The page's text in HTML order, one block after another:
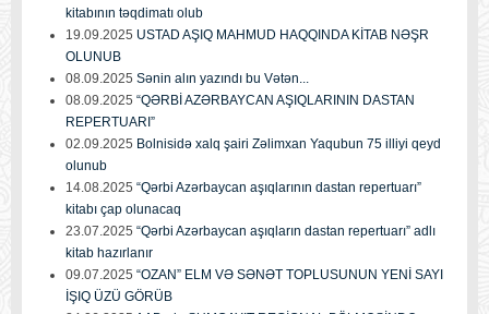
kitabının təqdimatı olub
19.09.2025 USTAD AŞIQ MAHMUD HAQQINDA KİTAB NƏŞR
OLUNUB
08.09.2025 Sənin alın yazındı bu Vətən...
08.09.2025 “QƏRBİ AZƏRBAYCAN AŞIQLARININ DASTAN
REPERTUARI”
02.09.2025 Bolnisidə xalq şairi Zəlimxan Yaqubun 75 illiyi qeyd
olunub
14.08.2025 “Qərbi Azərbaycan aşıqlarının dastan repertuarı”
kitabı çap olunacaq
23.07.2025 “Qərbi Azərbaycan aşıqların dastan repertuarı” adlı
kitab hazırlanır
09.07.2025 “OZAN” ELM VƏ SƏNƏT TOPLUSUNUN YENİ SAYI
İŞIQ ÜZÜ GÖRÜB